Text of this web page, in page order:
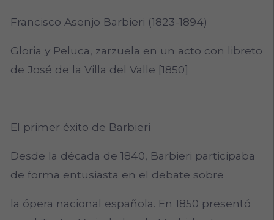
Francisco Asenjo Barbieri (1823-1894)
Gloria y Peluca, zarzuela en un acto con libreto
de José de la Villa del Valle [1850]
El primer éxito de Barbieri
Desde la década de 1840, Barbieri participaba
de forma entusiasta en el debate sobre
la ópera nacional española. En 1850 presentó